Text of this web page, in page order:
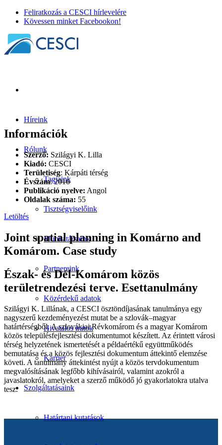
Feliratkozás a CESCI hírlevelére
Kövessen minket Facebookon!
Híreink
Rólunk
Tagjaink
Tisztségviselőink
Munkatársaink
Partnereink
Közérdekű adatok
Hivatalos iratok
Karrier
Szolgáltatásaink
Határtani kutatások
Információk
Szerző: Szilágyi K. Lilla
Kiadó: CESCI
Területiség: Kárpáti térség
Évszám: 2016
Publikáció nyelve: Angol
Oldalak száma: 55
Letöltés
Joint spatial planning in Komárno and
Komárom. Case study
Észak- és Dél-Komárom közös
területrendezési terve. Esettanulmány
Szilágyi K. Lillának, a CESCI ösztöndíjasának tanulmánya egy
nagyszerű kezdeményezést mutat be a szlovák–magyar
határtérségből. A szlovákiai Révkomárom és a magyar Komárom
közös településfejlesztési dokumentumot készített. Az érintett városi
térség helyzetének ismertetését a példaértékű együttműködés
bemutatása és a közös fejlesztési dokumentum áttekintő elemzése
követi. A tanulmány áttekintést nyújt a közös tervdokumentum
megvalósításának legfőbb kihívásairól, valamint azokról a
javaslatokról, amelyeket a szerző működő jó gyakorlatokra utalva
tesz.